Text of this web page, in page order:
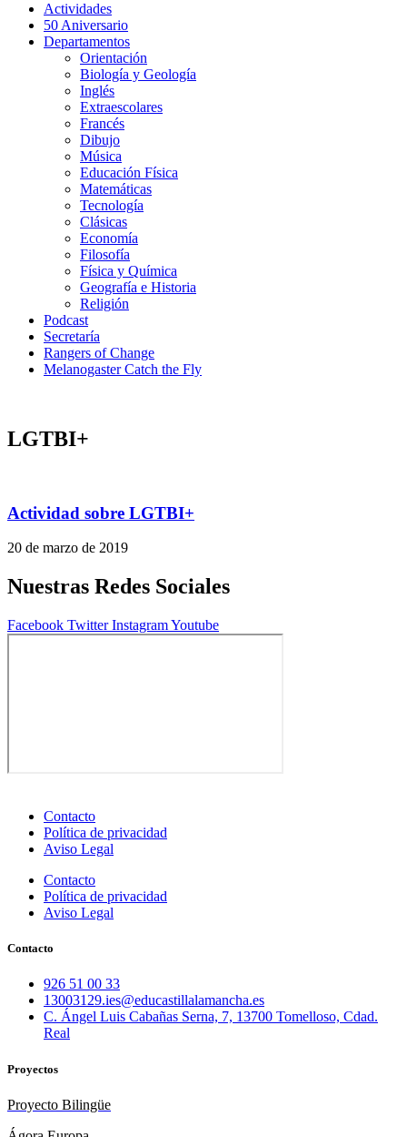
Actividades
50 Aniversario
Departamentos
Orientación
Biología y Geología
Inglés
Extraescolares
Francés
Dibujo
Música
Educación Física
Matemáticas
Tecnología
Clásicas
Economía
Filosofía
Física y Química
Geografía e Historia
Religión
Podcast
Secretaría
Rangers of Change
Melanogaster Catch the Fly
LGTBI+
Actividad sobre LGTBI+
20 de marzo de 2019
Nuestras Redes Sociales
Facebook Twitter InstagramYoutube
Contacto
Política de privacidad
Aviso Legal
Contacto
Política de privacidad
Aviso Legal
Contacto
926 51 00 33
13003129.ies@educastillalamancha.es
C. Ángel Luis Cabañas Serna, 7, 13700 Tomelloso, Cdad.
Real
Proyectos
Proyecto Bilingüe